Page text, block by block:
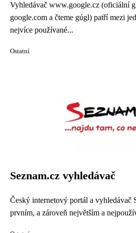
Vyhledávač www.google.cz (oficiální
google.com a čteme gúgl) patří mezi
nejvíce používané...
Ostatní
Seznam.cz vyhledávač
Český internetový portál a vyhledávač
prvním, a zároveň největším a